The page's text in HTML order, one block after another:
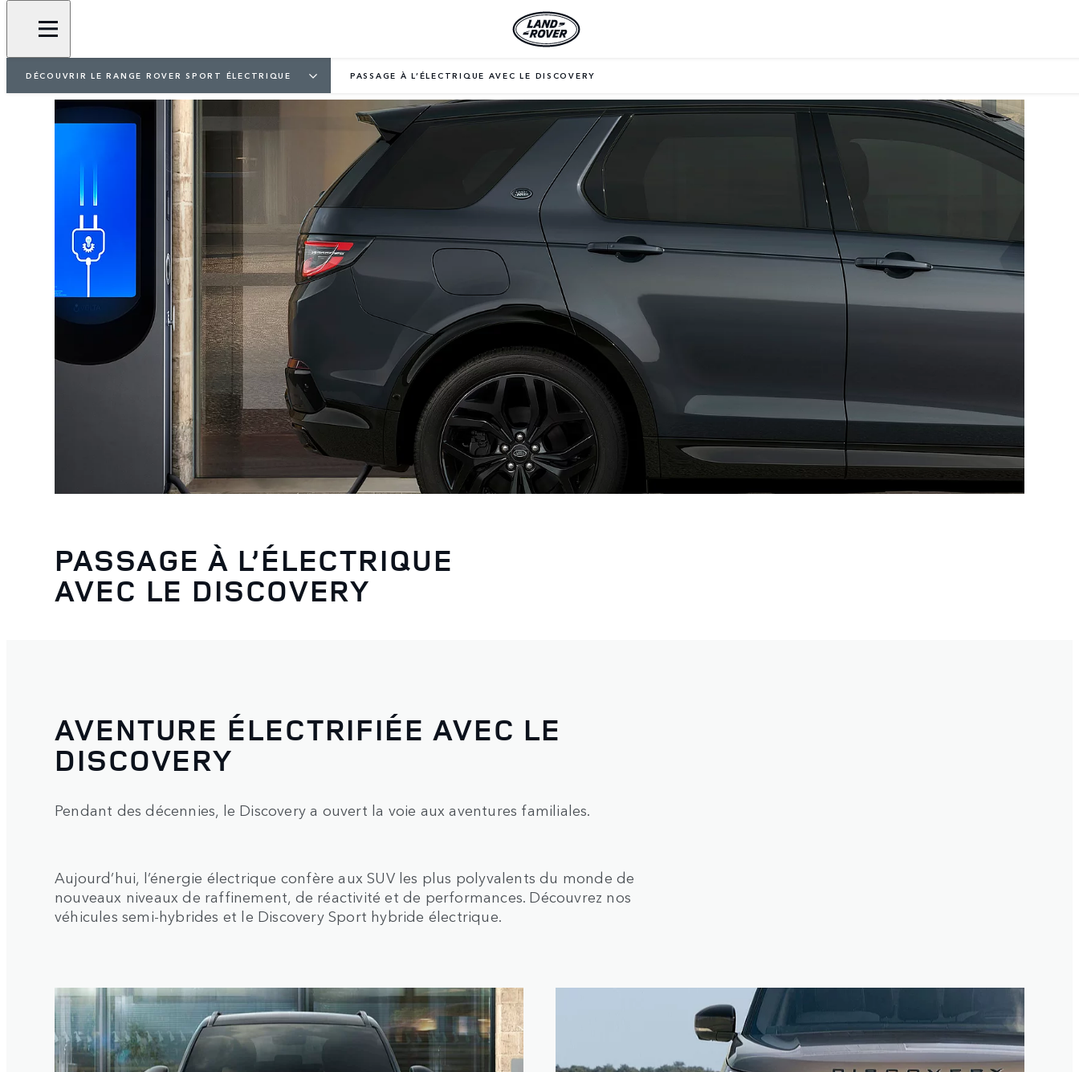
DÉCOUVRIR LE RANGE ROVER SPORT ÉLECTRIQUE PASSAGE À L’ÉLECTRIQUE AVEC LE DISCOVERY
PASSAGE À L’ÉLECTRIQUE
AVEC LE DISCOVERY
AVENTURE ÉLECTRIFIÉE AVEC LE
DISCOVERY
Pendant des décennies, le Discovery a ouvert la voie aux aventures familiales.
Aujourd’hui, l’énergie électrique confère aux SUV les plus polyvalents du monde de
nouveaux niveaux de raffinement, de réactivité et de performances. Découvrez nos
véhicules semi-hybrides et le Discovery Sport hybride électrique.